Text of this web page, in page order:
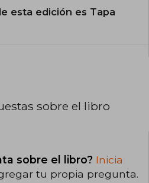
esta edición es Tapa
sobre el libro
sobre el libro? Inicia
tu propia pregunta.